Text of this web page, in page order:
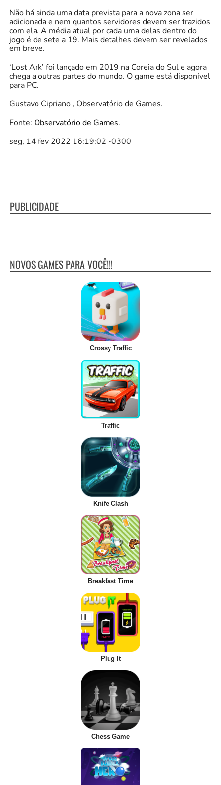
Não há ainda uma data prevista para a nova zona ser
adicionada e nem quantos servidores devem ser trazidos
com ela. A média atual por cada uma delas dentro do
jogo é de sete a 19. Mais detalhes devem ser revelados
em breve.
‘Lost Ark’ foi lançado em 2019 na Coreia do Sul e agora
chega a outras partes do mundo. O game está disponível
para PC.
Gustavo Cipriano , Observatório de Games.
Fonte: Observatório de Games.
seg, 14 fev 2022 16:19:02 -0300
PUBLICIDADE
NOVOS GAMES PARA VOCÊ!!!
Crossy Traffic
Traffic
Knife Clash
Breakfast Time
Plug It
Chess Game